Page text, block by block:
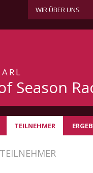
WIR ÜBER UNS
Season
TEILNEHMER